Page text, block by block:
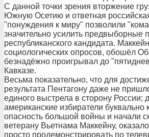
С данной точки зрения вторжение
Южную Осетию и ответная
"понуждения к миру" позволили
значительно усилить предвыборные
республиканского кандидата.
социологических опросов, обошёл
безнадёжно проигрывал до
Кавказе.
Весьма показательно, что для
результата Пентагону даже не
единого выстрела в сторону России;
американские избиратели буквально
опасность большой войны и начали
ветерану Вьетнама Маккейну,
просто продемонстрировать по